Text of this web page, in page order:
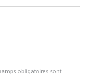
obligatoires sont